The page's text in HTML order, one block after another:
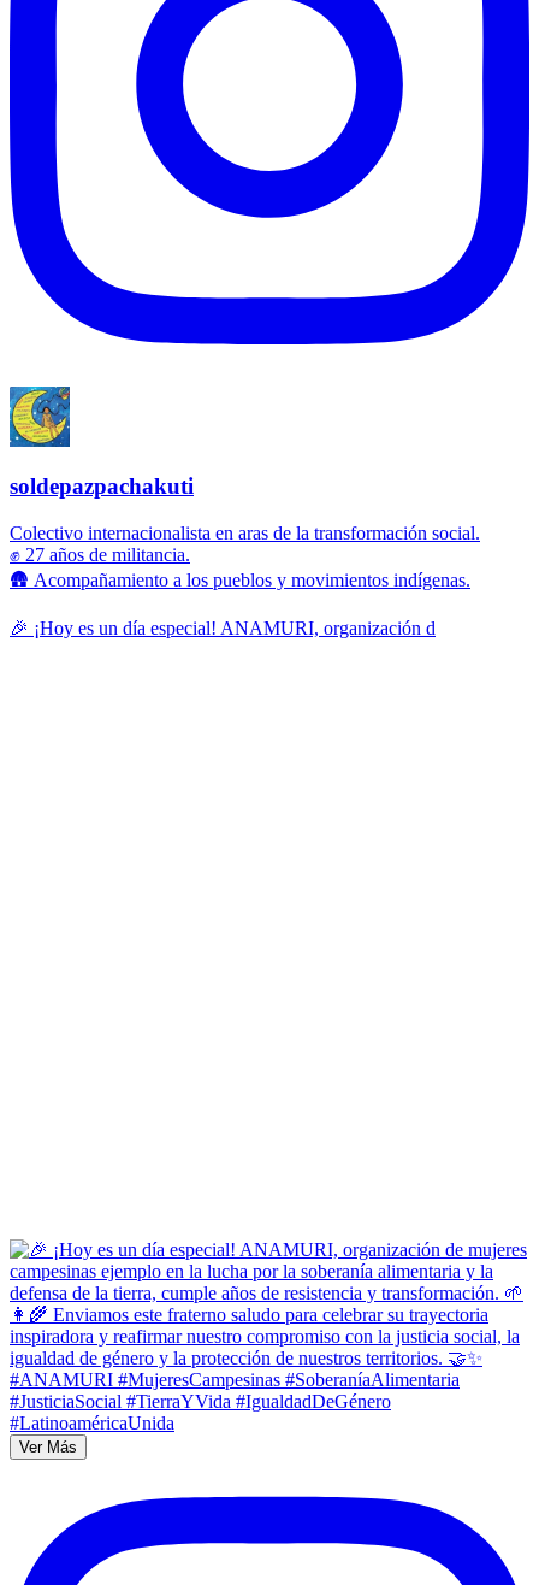
soldepazpachakuti
Colectivo internacionalista en aras de la transformación social.
✊ 27 años de militancia.
🛖 Acompañamiento a los pueblos y movimientos indígenas.
🎉 ¡Hoy es un día especial! ANAMURI, organización d
Ver Más